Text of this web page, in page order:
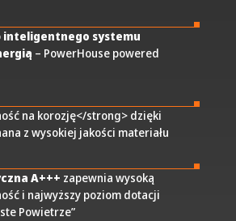
inteligentnego systemu
– PowerHouse powered
na korozję</strong> dzięki
z wysokiej jakości materiału
A+++ zapewnia wysoką
i najwyższy poziom dotacji
Powietrze”